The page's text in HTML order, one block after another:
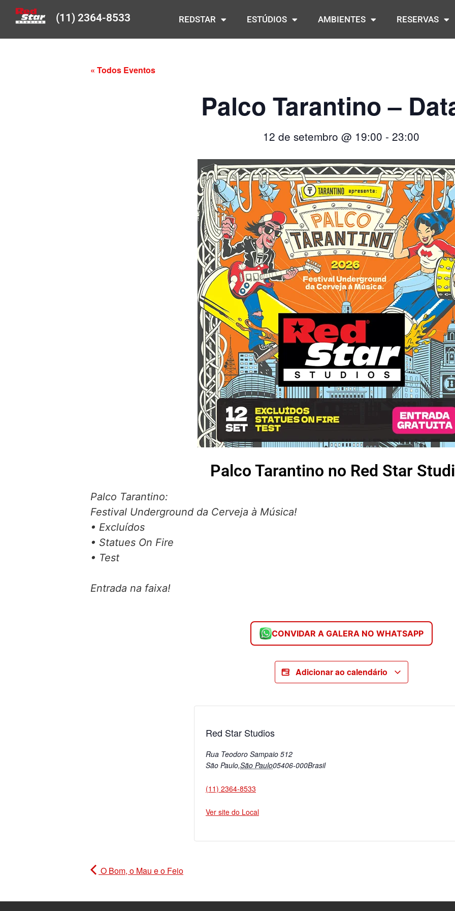
(11) 2364-8533 REDSTAR ESTÚDIOS AMBIENTES RESERVAS
« Todos Eventos
Palco Tarantino –
12 de setembro @ 19:00 - 23:00
Palco Tarantino no Red Star
Palco Tarantino:
Festival Underground da Cerveja à Música!
• Excluídos
• Statues On Fire
• Test
Entrada na faixa!
CONVIDAR A GALERA NO WHATSAPP
Adicionar ao calendário
Red Star Studios
Rua Teodoro Sampaio 512
São Paulo,São Paulo05406-000Brasil
(11) 2364-8533
Ver site do Local
O Bom, o Mau e o Feio